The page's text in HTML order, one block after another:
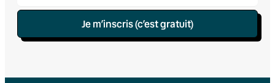
Je m’inscris (c’est gratuit)